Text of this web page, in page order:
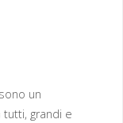
un
grandi e